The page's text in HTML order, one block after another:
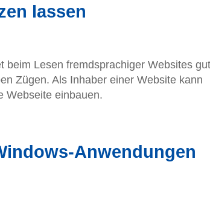
lassen
beim Lesen fremdsprachiger Websites
Zügen. Als Inhaber einer Website kann
Webseite einbauen.
Anwendungen